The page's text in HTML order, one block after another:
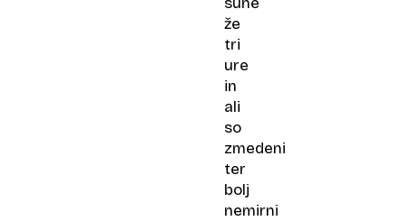
že
tri
ure
in
ali
so
zmedeni
ter
bolj
nemirni